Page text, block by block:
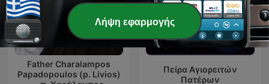
Father Charalampos
Papadopoulos (p. Livios)
Πείρα Αγιορειτών
Πατέρων
Λήψη εφαρμογής